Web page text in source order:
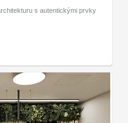
s autentickými prvky